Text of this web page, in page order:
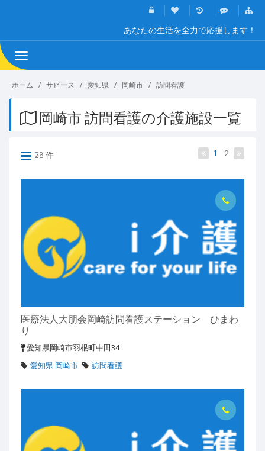
あなたの生活を全力で応援します！
Toggle
navigation
ホーム サビース 愛知県 岡崎市 訪問看護
岡崎市 訪問看護の介護施設一覧
26 件 1 2
医療法人大朋会岡崎訪問看護ステーション ひまわ
り
愛知県岡崎市羽根町中田34
愛知県 岡崎市
訪問看護